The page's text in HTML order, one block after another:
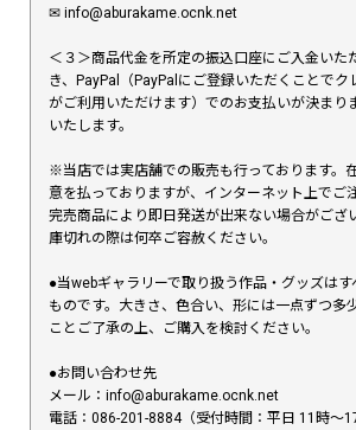
✉︎ info@aburakame.ocnk.net
＜３＞商品代金を所定の振込口座にご入金いた
き、PayPal（PayPalにご登録いただくことでク
がご利用いただけます）でのお支払いが決まり
いたします。
※当店では実店舗での販売も行っております。
意を払っておりますが、インターネット上でご
完売商品により即日発送が出来ない場合がござ
庫切れの際は何卒ご容赦ください。
●当webギャラリーで取り扱う作品・グッズは
ものです。大きさ、色合い、形には一点ずつ多
ことご了承の上、ご購入を検討ください。
●お問い合わせ先
メール：info@aburakame.ocnk.net
電話：086-201-8884（受付時間：平日 11時〜17